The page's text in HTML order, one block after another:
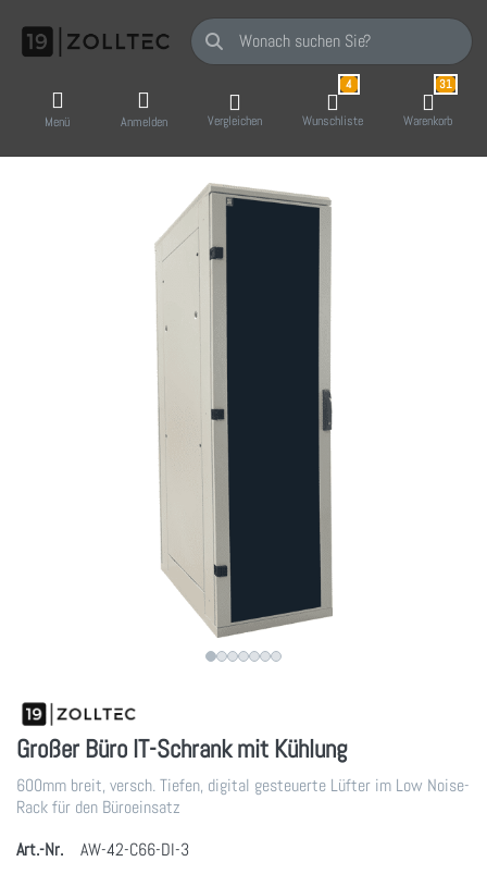
Geben Sie einen Suchbegriff ein. Während
Menü Anmelden Vergleichen
4
Wunschliste
31
Warenkorb
Großer Büro IT-Schrank mit Kühlung
600mm breit, versch. Tiefen, digital gesteuerte Lüfter im Low Noise-
Rack für den Büroeinsatz
Art.-Nr.
AW-42-C66-DI-3